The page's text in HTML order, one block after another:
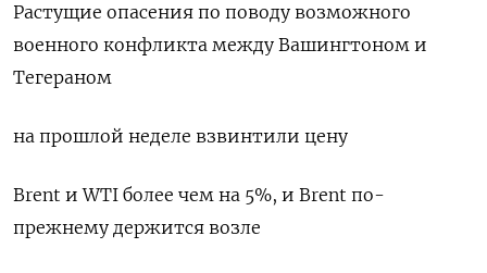
Растущие опасения по поводу возможного
военного конфликта между Вашингтоном ​и
Тегераном
на прошлой неделе взвинтили цену
Brent и WTI более чем ‌на 5%, и Brent по-
прежнему держится возле